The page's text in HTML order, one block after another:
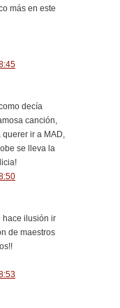
más en este
decía
canción,
ir a MAD,
se lleva la
hace ilusión ir
de maestros